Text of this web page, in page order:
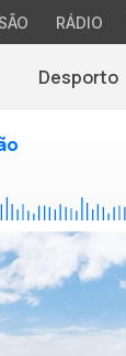
RÁDIO
Desporto